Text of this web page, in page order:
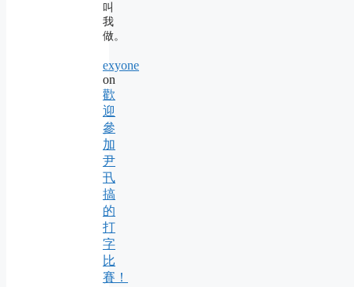
叫
我
做。
exyone
on
歡
迎
參
加
尹
卂
搞
的
打
字
比
賽！